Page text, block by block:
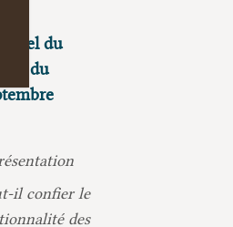
du
du
il confier le
des